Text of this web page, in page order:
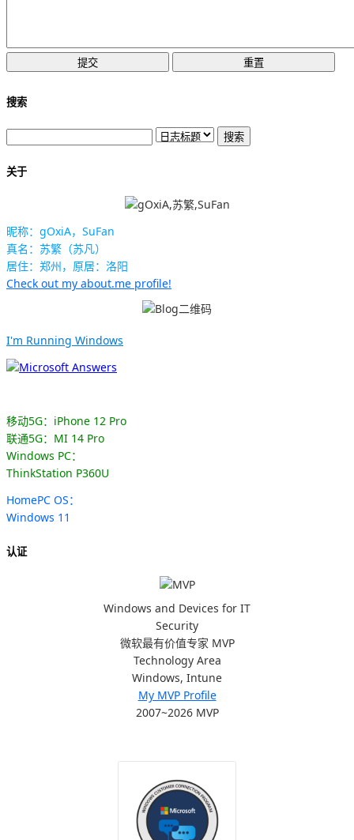
搜索
关于
昵称：gOxiA，SuFan
真名：苏繁（苏凡）
居住：郑州，原居：洛阳
Check out my about.me profile!
I'm Running Windows
移动5G：iPhone 12 Pro
联通5G：MI 14 Pro
Windows PC：
ThinkStation P360U
HomePC OS：
Windows 11
认证
Windows and Devices for IT
Security
微软最有价值专家 MVP
Technology Area
Windows, Intune
My MVP Profile
2007~2026 MVP